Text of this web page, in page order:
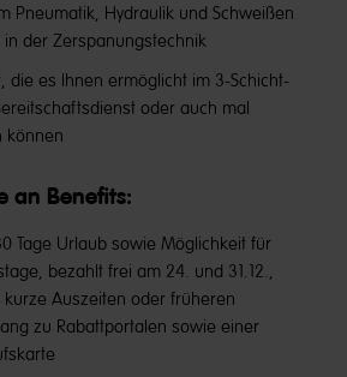
Pneumatik, Hydraulik und Schweißen
der Zerspanungstechnik
die es Ihnen ermöglicht im 3-Schicht-
oder auch mal
können
an Benefits​:
Tage Urlaub sowie Möglichkeit für
bezahlt frei am 24. und 31.12.,
Auszeiten oder früheren
zu Rabattportalen sowie einer